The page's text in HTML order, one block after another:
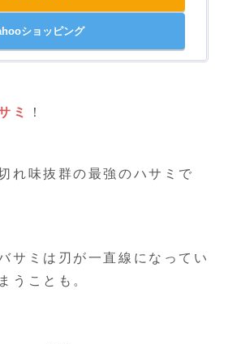
ショッピング
ミ ！
れ味抜群の最強のハサミで
サミは刃が一直線になってい
うことも。